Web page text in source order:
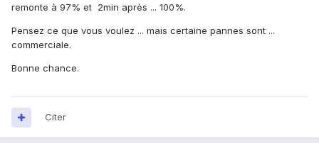
remonte à 97% et 2min après ... 100%.
Pensez ce que vous voulez ... mais certaine pannes sont ...
commerciale.
Bonne chance.
Citer